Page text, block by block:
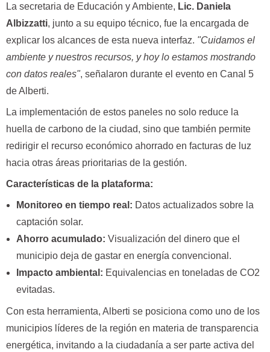
La secretaria de Educación y Ambiente, Lic. Daniela
Albizzatti, junto a su equipo técnico, fue la encargada de
explicar los alcances de esta nueva interfaz. "Cuidamos el
ambiente y nuestros recursos, y hoy lo estamos mostrando
con datos reales", señalaron durante el evento en Canal 5
de Alberti.
La implementación de estos paneles no solo reduce la
huella de carbono de la ciudad, sino que también permite
redirigir el recurso económico ahorrado en facturas de luz
hacia otras áreas prioritarias de la gestión.
Características de la plataforma:
Monitoreo en tiempo real: Datos actualizados sobre la
captación solar.
Ahorro acumulado: Visualización del dinero que el
municipio deja de gastar en energía convencional.
Impacto ambiental: Equivalencias en toneladas de CO2
evitadas.
Con esta herramienta, Alberti se posiciona como uno de los
municipios líderes de la región en materia de transparencia
energética, invitando a la ciudadanía a ser parte activa del